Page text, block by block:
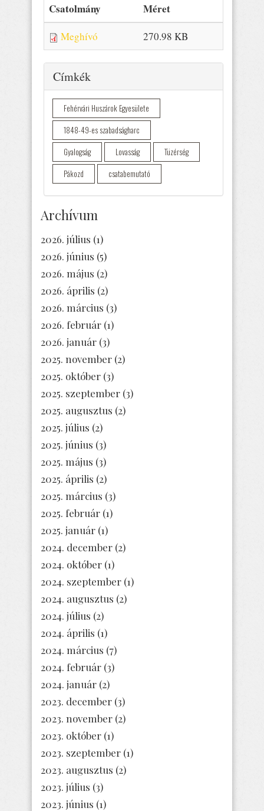
Csatolmány Méret
Meghívó 270.98 KB
Elrejtés
Címkék
Fehérvári Huszárok Egyesülete
1848-49-es szabadságharc
Gyalogság
Lovasság
Tüzérség
Pákozd
csatabemutató
Archívum
2026. július (1)
2026. június (5)
2026. május (2)
2026. április (2)
2026. március (3)
2026. február (1)
2026. január (3)
2025. november (2)
2025. október (3)
2025. szeptember (3)
2025. augusztus (2)
2025. július (2)
2025. június (3)
2025. május (3)
2025. április (2)
2025. március (3)
2025. február (1)
2025. január (1)
2024. december (2)
2024. október (1)
2024. szeptember (1)
2024. augusztus (2)
2024. július (2)
2024. április (1)
2024. március (7)
2024. február (3)
2024. január (2)
2023. december (3)
2023. november (2)
2023. október (1)
2023. szeptember (1)
2023. augusztus (2)
2023. július (3)
2023. június (1)